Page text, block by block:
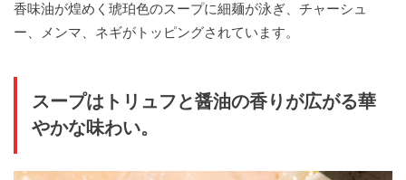
香味油が煌めく琥珀色のスープに細麺が泳ぎ、チャーシュ
ー、メンマ、ネギがトッピングされています。
スープはトリュフと醤油の香りが広がる華
やかな味わい。